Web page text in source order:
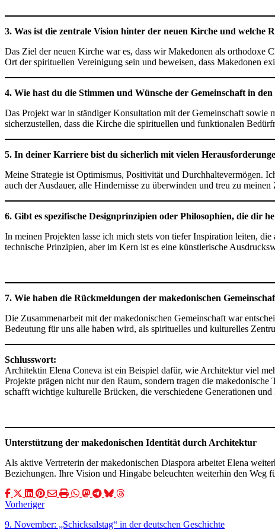
3. Was ist die zentrale Vision hinter der neuen Kirche und welche
Das Ziel der neuen Kirche war es, dass wir Makedonen als orthodoxe
Ort der spirituellen Vereinigung sein und beweisen, dass Makedonen
4. Wie hast du die Stimmen und Wünsche der Gemeinschaft in
Das Projekt war in ständiger Konsultation mit der Gemeinschaft sowie
sicherzustellen, dass die Kirche die spirituellen und funktionalen
5. In deiner Karriere bist du sicherlich mit vielen
Meine Strategie ist Optimismus, Positivität und Durchhaltevermögen.
auch der Ausdauer, alle Hindernisse zu überwinden und treu zu
6. Gibt es spezifische Designprinzipien oder Philosophien, die dir
In meinen Projekten lasse ich mich stets von tiefer Inspiration leiten,
technische Prinzipien, aber im Kern ist es eine künstlerische
7. Wie haben die Rückmeldungen der makedonischen
Die Zusammenarbeit mit der makedonischen Gemeinschaft war
Bedeutung für uns alle haben wird, als spirituelles und kulturelles
Schlusswort:
Architektin Elena Coneva ist ein Beispiel dafür, wie Architektur viel
Projekte prägen nicht nur den Raum, sondern tragen die
schafft wichtige kulturelle Brücken, die verschiedene Generationen
Unterstützung der makedonischen Identität durch Architektur
Als aktive Vertreterin der makedonischen Diaspora arbeitet Elena
Beziehungen. Ihre Vision und Hingabe beleuchten weiterhin den Weg
Vorheriger
9. November: „Schicksalstag“ in der deutschen Geschichte